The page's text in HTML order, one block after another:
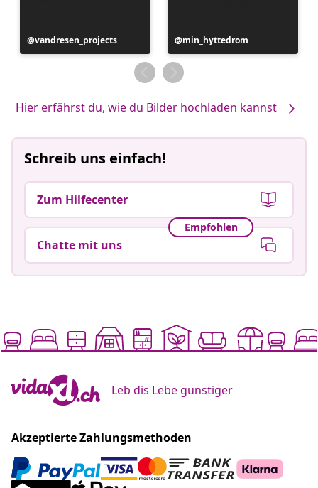
Beitrag
veröffentlicht
vandresen_projects
Beitrag
veröffentlicht
von
min_hyttedrom
Hier erfährst du, wie du Bilder hochladen kannst
Schreib uns einfach!
Zum Hilfecenter
Empfohlen
Chatte mit uns
Leb dis Lebe günstiger
Akzeptierte Zahlungsmethoden